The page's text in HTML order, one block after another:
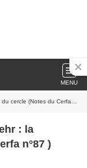
MENU
(Notes du Cerfa n°87 )
: la
n°87 )